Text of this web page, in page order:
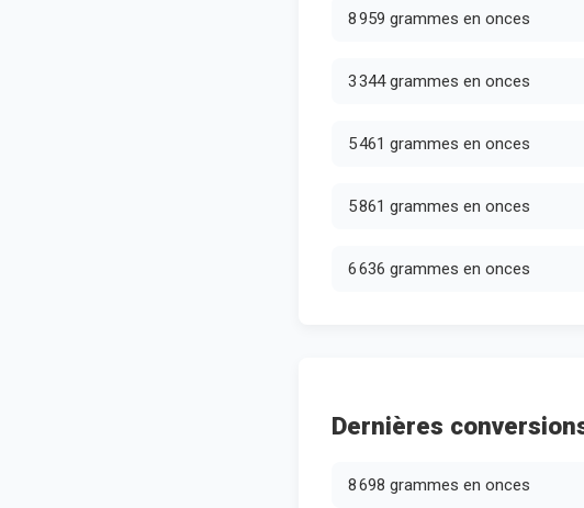
8 959 grammes en onces
3 344 grammes en onces
5 461 grammes en onces
5 861 grammes en onces
6 636 grammes en onces
Dernières
8 698 grammes en onces